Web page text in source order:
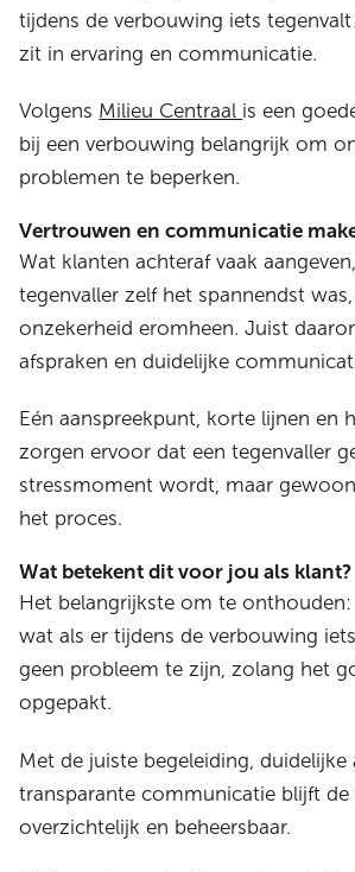
tijdens de verbouwing iets tegenvalt
zit in ervaring en communicatie.
Volgens Milieu Centraal is een
bij een verbouwing belangrijk om
problemen te beperken.
Vertrouwen en communicatie
Wat klanten achteraf vaak
tegenvaller zelf het spannendst
onzekerheid eromheen. Juist
afspraken en duidelijke
Eén aanspreekpunt, korte lijnen en
zorgen ervoor dat een tegenvaller
stressmoment wordt, maar
het proces.
Wat betekent dit voor jou als klant?
Het belangrijkste om te onthouden:
wat als er tijdens de verbouwing
geen probleem te zijn, zolang het
opgepakt.
Met de juiste begeleiding, duidelijke
transparante communicatie blijft de
overzichtelijk en beheersbaar.